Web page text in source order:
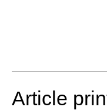
Article